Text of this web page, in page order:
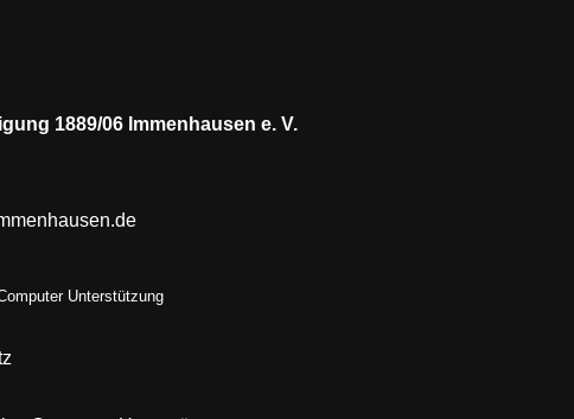
1889/06 Immenhausen e. V.
Unterstützung